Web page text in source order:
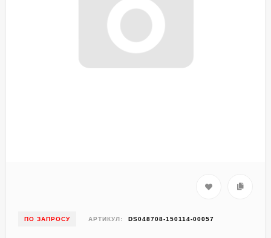
ПО ЗАПРОСУ АРТИКУЛ: DS048708-150114-00057